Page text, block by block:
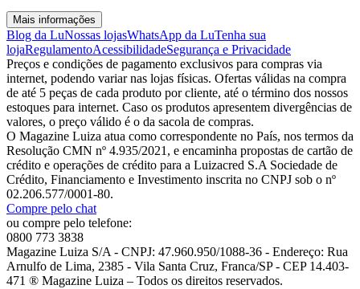
Mais informações
Blog da LuNossas lojasWhatsApp da LuTenha sua
lojaRegulamentoAcessibilidadeSegurança e Privacidade
Preços e condições de pagamento exclusivos para compras via
internet, podendo variar nas lojas físicas. Ofertas válidas na compra
de até 5 peças de cada produto por cliente, até o término dos nossos
estoques para internet. Caso os produtos apresentem divergências de
valores, o preço válido é o da sacola de compras.
O Magazine Luiza atua como correspondente no País, nos termos da
Resolução CMN nº 4.935/2021, e encaminha propostas de cartão de
crédito e operações de crédito para a Luizacred S.A Sociedade de
Crédito, Financiamento e Investimento inscrita no CNPJ sob o nº
02.206.577/0001-80.
Compre pelo chat
ou compre pelo telefone:
0800 773 3838
Magazine Luiza S/A - CNPJ: 47.960.950/1088-36 - Endereço: Rua
Arnulfo de Lima, 2385 - Vila Santa Cruz, Franca/SP - CEP 14.403-
471 ® Magazine Luiza – Todos os direitos reservados.